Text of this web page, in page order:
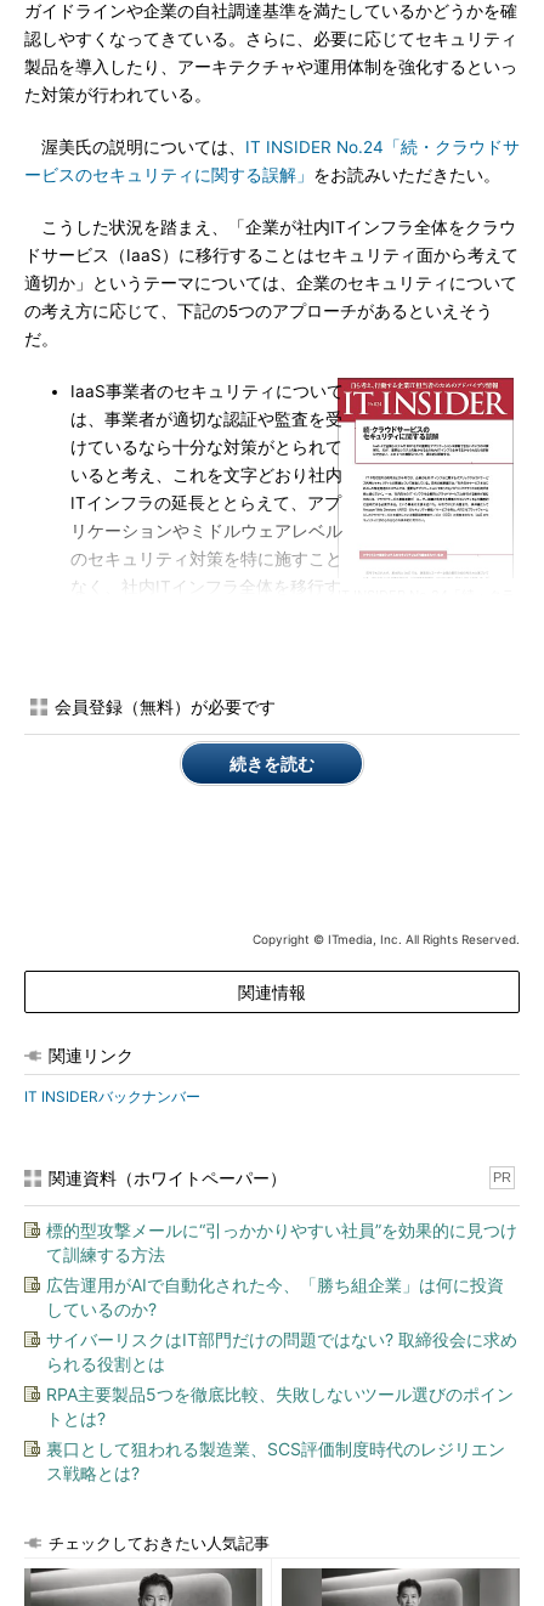
ガイドラインや企業の自社調達基準を満たしているかどうかを確
認しやすくなってきている。さらに、必要に応じてセキュリティ
製品を導入したり、アーキテクチャや運用体制を強化するといっ
た対策が行われている。
渥美氏の説明については、 IT INSIDER No.24「続・クラウドサ
ービスのセキュリティに関する誤解」 をお読みいただきたい。
こうした状況を踏まえ、「企業が社内ITインフラ全体をクラウ
ドサービス（IaaS）に移行することはセキュリティ面から考えて
適切か」というテーマについては、企業のセキュリティについて
の考え方に応じて、下記の5つのアプローチがあるといえそう
だ。
IaaS事業者のセキュリティについて
は、事業者が適切な認証や監査を受
けているなら十分な対策がとられて
いると考え、これを文字どおり社内
ITインフラの延長ととらえて、アプ
リケーションやミドルウェアレベル
のセキュリティ対策を特に施すこと
なく、社内ITインフラ全体を移行す
ーションやデータがインターネット
に露出する可能性もあることを考
え、社内向けのアプリケーション／データであっても、す
べてについてインターネットサービスと同様のセキュリテ
／データのみ、IaaS事業者のセキュリティを信頼しながら
も、アプリケーションやミドルウェアレベルのセキュリテ
ィ対策を施したうえで移行する
IaaS事業者のセキュリティを信頼せず、社内のアプリケー
ション／データの移行はしない
のメリットを考慮した結果として、上記のいずれの選択肢を選ん
だとしても不思議はない。ただし、最後の選択肢を選ぶ企業が、
「IaaSを社内LANの一部ととらえてもセキュリティ上の問題はな
い」と納得できる根拠をIaaS事業者が提示できるようになったと
き、IaaSを社内ITインフラの代替として利用する動きが本格的に
広がると考えられる。
IT INSIDER No.24「続・クラウドサービスのセキュリティに関
する誤解」では、「企業が社内ITインフラ全体をクラウドサービ
ス（IaaS）に移行することはセキュリティ面から考えて適切か」
というテーマを、ISIDの渥美俊英氏による解説とともに掘り下げ
ています。IT INSIDER No.23「クラウドサービスのセキュリティ
会員登録（無料）が必要です
続きを読む
Copyright © ITmedia, Inc. All Rights Reserved.
関連情報
関連リンク
IT INSIDERバックナンバー
関連資料（ホワイトペーパー） PR
標的型攻撃メールに“引っかかりやすい社員”を効果的に見つけ
て訓練する方法
広告運用がAIで自動化された今、「勝ち組企業」は何に投資
しているのか?
サイバーリスクはIT部門だけの問題ではない? 取締役会に求め
られる役割とは
RPA主要製品5つを徹底比較、失敗しないツール選びのポイン
トとは?
裏口として狙われる製造業、SCS評価制度時代のレジリエン
ス戦略とは?
チェックしておきたい人気記事